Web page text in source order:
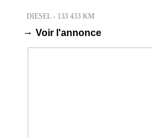
DIESEL - 133 433 KM
→ Voir l'annonce